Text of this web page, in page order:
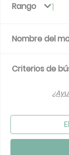
Rango 1
Nombre del
Criterios de